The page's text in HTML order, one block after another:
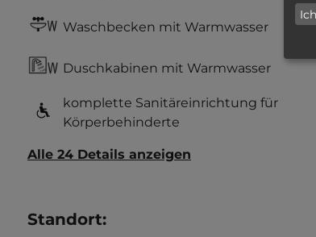
Waschbecken mit Warmwasser
Duschkabinen mit Warmwasser
komplette Sanitäreinrichtung für
Körperbehinderte
Alle 24 Details anzeigen
Standort: